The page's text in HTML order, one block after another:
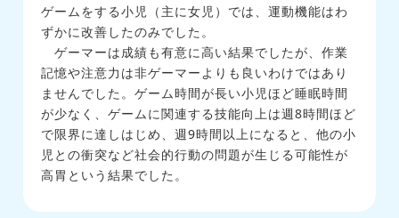
ゲームをする小児（主に女児）では、運動機能はわ
ずかに改善したのみでした。
ゲーマーは成績も有意に高い結果でしたが、作業
記憶や注意力は非ゲーマーよりも良いわけではあり
ませんでした。ゲーム時間が長い小児ほど睡眠時間
が少なく、ゲームに関連する技能向上は週8時間ほど
で限界に達しはじめ、週9時間以上になると、他の小
児との衝突など社会的行動の問題が生じる可能性が
高胃という結果でした。